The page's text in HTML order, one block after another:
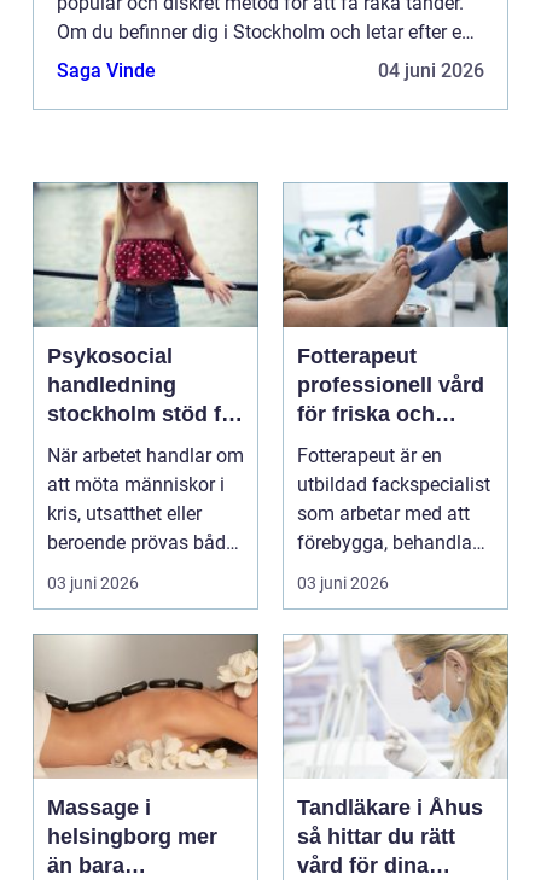
Om du befinner dig i Stockholm och letar efter en
pålitlig klinik för att genomföra din tandreglering,
Saga Vinde 04 juni 2026
Psykosocial
handledning
stockholm stöd för
hållbart arbete
med människor
När arbetet handlar om
att möta människor i
kris, utsatthet eller
beroende prövas både
yrkesrollen o...
03 juni 2026
Fotterapeut
professionell vård
för friska och
starkare fötter
Fotterapeut är en
utbildad fackspecialist
som arbetar med att
förebygga, behandla
och lindra problem...
03 juni 2026
Massage i
helsingborg mer
än bara
Tandläkare i Åhus
så hittar du rätt
vård för dina